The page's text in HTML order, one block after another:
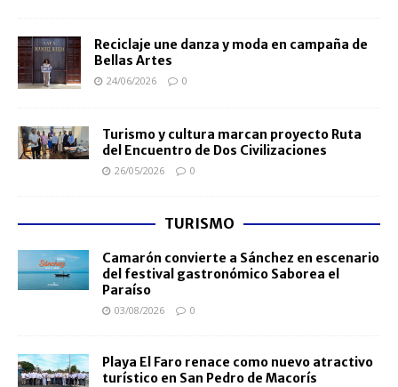
Reciclaje une danza y moda en campaña de
Bellas Artes
24/06/2026 0
Turismo y cultura marcan proyecto Ruta
del Encuentro de Dos Civilizaciones
26/05/2026 0
TURISMO
Camarón convierte a Sánchez en escenario
del festival gastronómico Saborea el
Paraíso
03/08/2026 0
Playa El Faro renace como nuevo atractivo
turístico en San Pedro de Macorís